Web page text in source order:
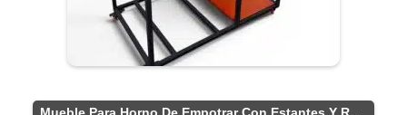
Mueble Para Horno De Empotrar Con Estantes Y Ruedas